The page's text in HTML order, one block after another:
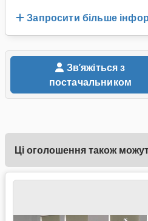
Запросити більше
постачальником
Ці оголошення також